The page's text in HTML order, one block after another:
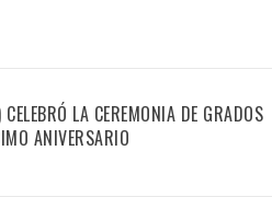
LA CEREMONIA DE GRADOS
ANIVERSARIO